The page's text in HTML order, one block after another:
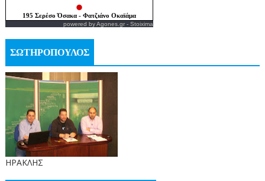
powered byAgones.gr- Stoixima
ΣΩΤΗΡΟΠΟΥΛΟΣ
ΗΡΑΚΛΗΣ